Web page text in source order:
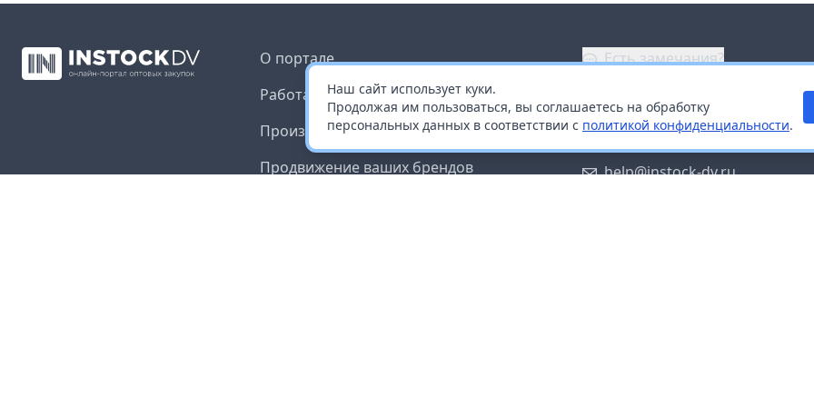
Наш сайт использует куки.
Продолжая им пользоваться, вы соглашаетесь на обработку
персональных данных в соответствии с политикой конфиденциальности.
О портале
Работа с платформой
Производителям и дистрибьюторам
Продвижение ваших брендов
Есть замечания?
Заказать звонок
help@instock-dv.ru